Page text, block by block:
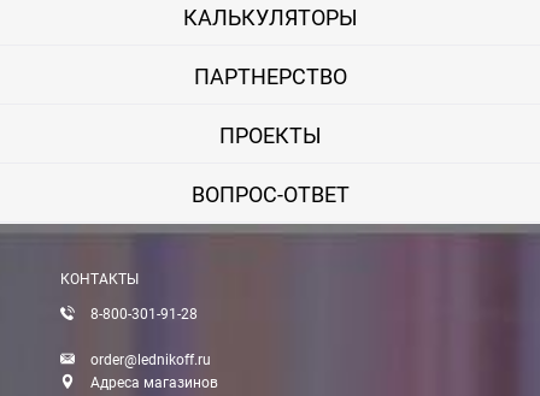
КАЛЬКУЛЯТОРЫ
ПАРТНЕРСТВО
ПРОЕКТЫ
ВОПРОС-ОТВЕТ
КОНТАКТЫ
8-800-301-91-28
order@lednikoff.ru
Адреса магазинов